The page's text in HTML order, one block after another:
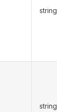
string
string